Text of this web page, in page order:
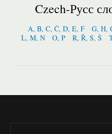
Czech-Русс
A, B, C, Č, D, E, F
G, H,
L, M, N
O, P R, Ř, S, Š